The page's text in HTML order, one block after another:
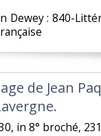
Dewey : 840-
de Jean
in 8° broché,